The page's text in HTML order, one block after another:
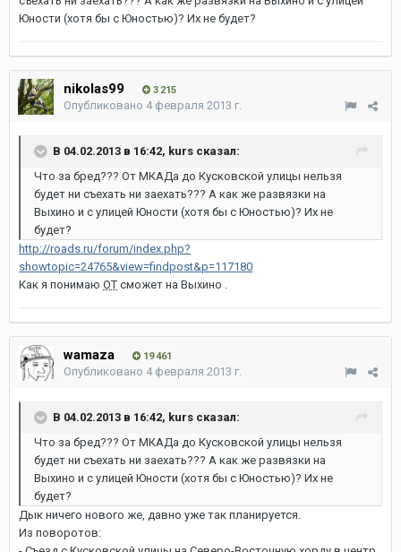
Юности (хотя бы с Юностью)? Их не будет?
nikolas99 3 215
Опубликовано 4 февраля 2013 г.
В 04.02.2013 в 16:42, kurs сказал:
Что за бред??? От МКАДа до Кусковской улицы нельзя
будет ни съехать ни заехать??? А как же развязки на
Выхино и с улицей Юности (хотя бы с Юностью)? Их не
будет?
http://roads.ru/forum/index.php?
showtopic=24765&view=findpost&p=117180
Как я понимаю ОТ сможет на Выхино .
wamaza 19 461
Опубликовано 4 февраля 2013 г.
В 04.02.2013 в 16:42, kurs сказал:
Что за бред??? От МКАДа до Кусковской улицы нельзя
будет ни съехать ни заехать??? А как же развязки на
Выхино и с улицей Юности (хотя бы с Юностью)? Их не
будет?
Дык ничего нового же, давно уже так планируется.
Из поворотов: